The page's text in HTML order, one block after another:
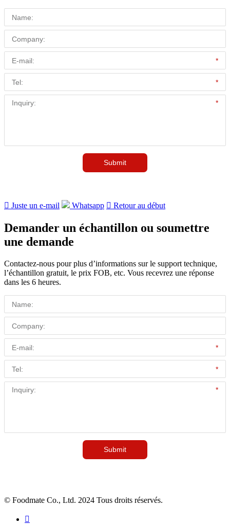
 Juste un e-mail Whatsapp  Retour au début
Demander un échantillon ou soumettre
une demande
Contactez-nous pour plus d’informations sur le support technique,
l’échantillon gratuit, le prix FOB, etc. Vous recevrez une réponse
dans les 6 heures.
© Foodmate Co., Ltd. 2024 Tous droits réservés.
